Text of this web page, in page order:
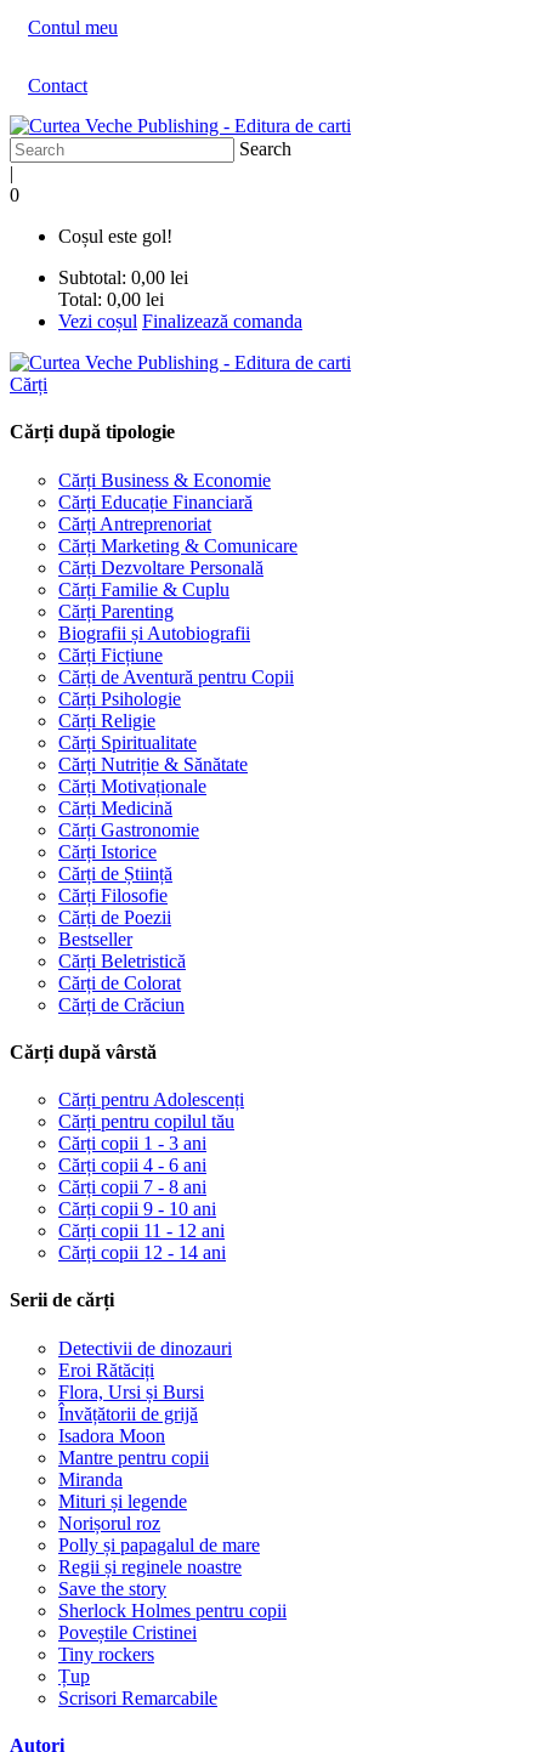
Contul meu
Contact
Search
|
0
Coșul este gol!
Subtotal: 0,00 lei
Total: 0,00 lei
Vezi coșul Finalizează comanda
Cărți
Cărți după tipologie
Cărți Business & Economie
Cărți Educație Financiară
Cărți Antreprenoriat
Cărți Marketing & Comunicare
Cărți Dezvoltare Personală
Cărți Familie & Cuplu
Cărți Parenting
Biografii și Autobiografii
Cărți Ficțiune
Cărți de Aventură pentru Copii
Cărți Psihologie
Cărți Religie
Cărți Spiritualitate
Cărți Nutriție & Sănătate
Cărți Motivaționale
Cărți Medicină
Cărți Gastronomie
Cărți Istorice
Cărți de Știință
Cărți Filosofie
Cărți de Poezii
Bestseller
Cărți Beletristică
Cărți de Colorat
Cărți de Crăciun
Cărți după vârstă
Cărți pentru Adolescenți
Cărți pentru copilul tău
Cărți copii 1 - 3 ani
Cărți copii 4 - 6 ani
Cărți copii 7 - 8 ani
Cărți copii 9 - 10 ani
Cărți copii 11 - 12 ani
Cărți copii 12 - 14 ani
Serii de cărți
Detectivii de dinozauri
Eroi Rătăciți
Flora, Ursi și Bursi
Învățătorii de grijă
Isadora Moon
Mantre pentru copii
Miranda
Mituri și legende
Norișorul roz
Polly și papagalul de mare
Regii și reginele noastre
Save the story
Sherlock Holmes pentru copii
Poveștile Cristinei
Tiny rockers
Țup
Scrisori Remarcabile
Autori